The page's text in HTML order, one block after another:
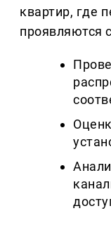
квартир, где
проявляются